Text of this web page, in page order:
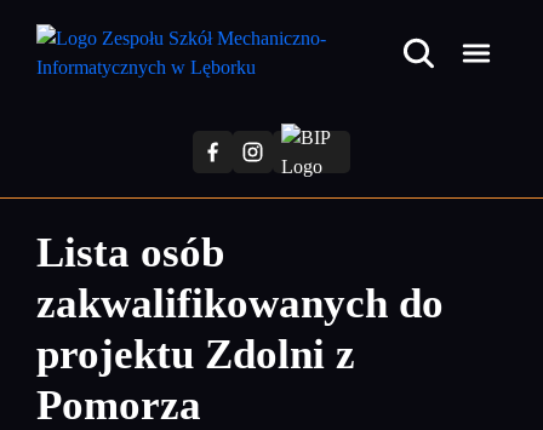
treści
Lista osób
zakwalifikowanych do
projektu Zdolni z
Pomorza